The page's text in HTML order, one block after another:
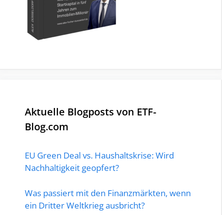
Aktuelle Blogposts von ETF-
Blog.com
EU Green Deal vs. Haushaltskrise: Wird
Nachhaltigkeit geopfert?
Was passiert mit den Finanzmärkten, wenn
ein Dritter Weltkrieg ausbricht?